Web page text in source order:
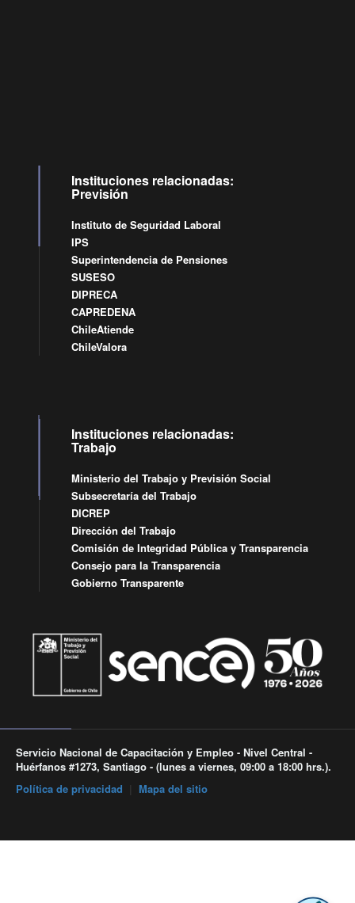
Instituciones relacionadas:
Previsión
Instituto de Seguridad Laboral
IPS
Superintendencia de Pensiones
SUSESO
DIPRECA
CAPREDENA
ChileAtiende
ChileValora
Instituciones relacionadas:
Trabajo
Ministerio del Trabajo y Previsión Social
Subsecretaría del Trabajo
DICREP
Dirección del Trabajo
Comisión de Integridad Pública y Transparencia
Consejo para la Transparencia
Gobierno Transparente
Servicio Nacional de Capacitación y Empleo - Nivel Central -
Huérfanos #1273, Santiago - (lunes a viernes, 09:00 a 18:00 hrs.).
Política de privacidad
Mapa del sitio